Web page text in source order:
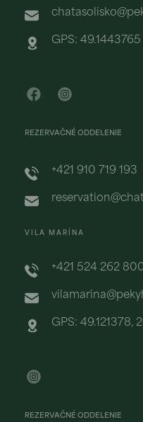
GPS:
REZERVAČNÉ ODDELENIE
+421 910 719 193
VILA MARÍNA
+421 524 262
GPS: 49.121378,
REZERVAČNÉ ODDELENIE